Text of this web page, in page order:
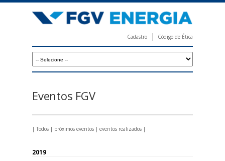
para
principal
V
r
Cadastro Código de Ética
Eventos FGV
| Todos | próximos eventos | eventos realizados |
2019